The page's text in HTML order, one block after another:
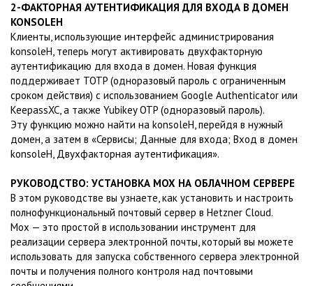
2-ФАКТОРНАЯ АУТЕНТИФИКАЦИЯ ДЛЯ ВХОДА В ДОМЕН
KONSOLEH
Клиенты, использующие интерфейс администрирования
konsoleH, теперь могут активировать двухфакторную
аутентификацию для входа в домен. Новая функция
поддерживает TOTP (одноразовый пароль с ограниченным
сроком действия) с использованием Google Authenticator или
KeepassXC, а также Yubikey OTP (одноразовый пароль).
Эту функцию можно найти на konsoleH, перейдя в нужный
домен, а затем в «Сервисы; Данные для входа; Вход в домен
konsoleH, Двухфакторная аутентификация».
РУКОВОДСТВО: УСТАНОВКА MOX НА ОБЛАЧНОМ СЕРВЕРЕ
В этом руководстве вы узнаете, как установить и настроить
полнофункциональный почтовый сервер в Hetzner Cloud.
Mox — это простой в использовании инструмент для
реализации сервера электронной почты, который вы можете
использовать для запуска собственного сервера электронной
почты и получения полного контроля над почтовыми